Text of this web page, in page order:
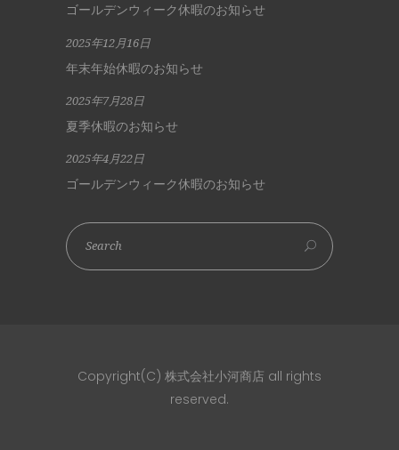
ゴールデンウィーク休暇のお知らせ
2025年12月16日
年末年始休暇のお知らせ
2025年7月28日
夏季休暇のお知らせ
2025年4月22日
ゴールデンウィーク休暇のお知らせ
Copyright(C) 株式会社小河商店 all rights
reserved.